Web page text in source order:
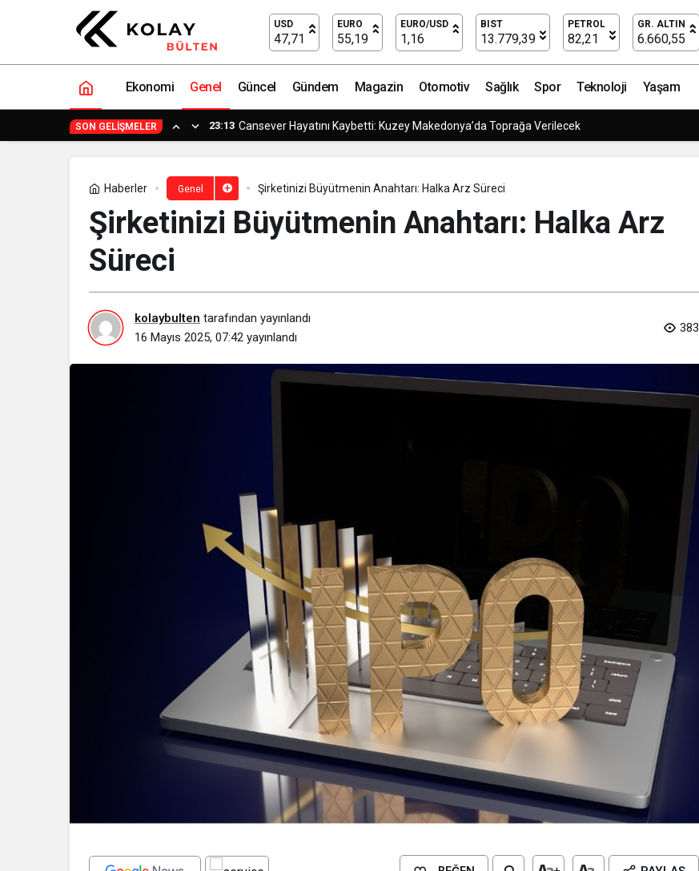
USD
47,71
EURO
55,19
EURO/USD
1,16
BIST
13.779,39
PETROL
82,21
GR. ALTIN
6.660,55
Ekonomi Genel Güncel Gündem Magazin Otomotiv Sağlık Spor Teknoloji Yaşam
SON GELIŞMELER 17:33 Osmangazi’de Geleceğin Yüzücüleri Sertifikalarını Aldı
Haberler Genel Şirketinizi Büyütmenin Anahtarı: Halka Arz Süreci
Şirketinizi Büyütmenin Anahtarı: Halka Arz
Süreci
kolaybulten tarafından yayınlandı
16 Mayıs 2025, 07:42 yayınlandı
383
Enerji Verimliliğinde Yeni Yaklaşımlar: Mekanik Tesisatın Gücü